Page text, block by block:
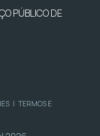
PÚBLICO DE
| TERMOS E